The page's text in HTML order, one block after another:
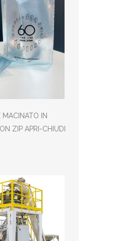
MACINATO IN
ZIP APRI-CHIUDI